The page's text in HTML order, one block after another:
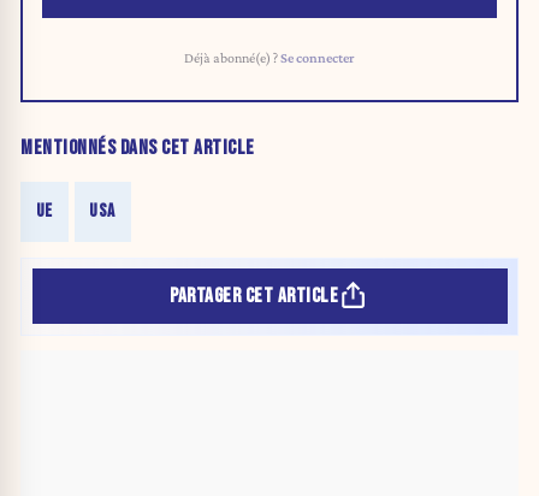
Déjà abonné(e) ?Se connecter
MENTIONNÉS DANS CET ARTICLE
UE USA
PARTAGER CET ARTICLE